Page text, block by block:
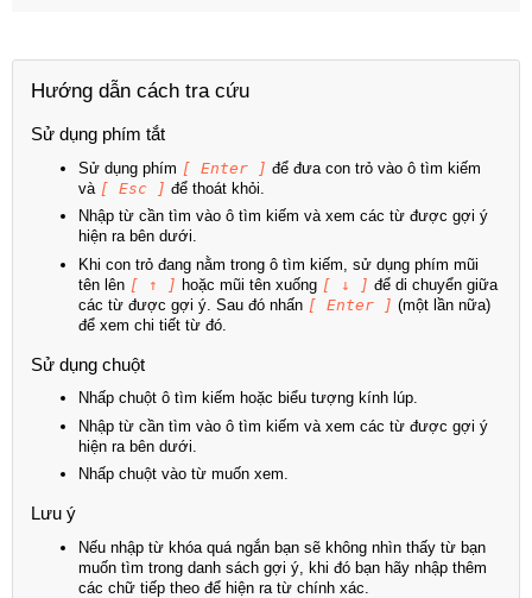
Hướng dẫn cách tra cứu
Sử dụng phím tắt
Sử dụng phím [ Enter ] để đưa con trỏ vào ô tìm kiếm
và [ Esc ] để thoát khỏi.
Nhập từ cần tìm vào ô tìm kiếm và xem các từ được gợi ý
hiện ra bên dưới.
Khi con trỏ đang nằm trong ô tìm kiếm, sử dụng phím mũi
tên lên [ ↑ ] hoặc mũi tên xuống [ ↓ ] để di chuyển giữa
các từ được gợi ý. Sau đó nhấn [ Enter ] (một lần nữa)
để xem chi tiết từ đó.
Sử dụng chuột
Nhấp chuột ô tìm kiếm hoặc biểu tượng kính lúp.
Nhập từ cần tìm vào ô tìm kiếm và xem các từ được gợi ý
hiện ra bên dưới.
Nhấp chuột vào từ muốn xem.
Lưu ý
Nếu nhập từ khóa quá ngắn bạn sẽ không nhìn thấy từ bạn
muốn tìm trong danh sách gợi ý, khi đó bạn hãy nhập thêm
các chữ tiếp theo để hiện ra từ chính xác.